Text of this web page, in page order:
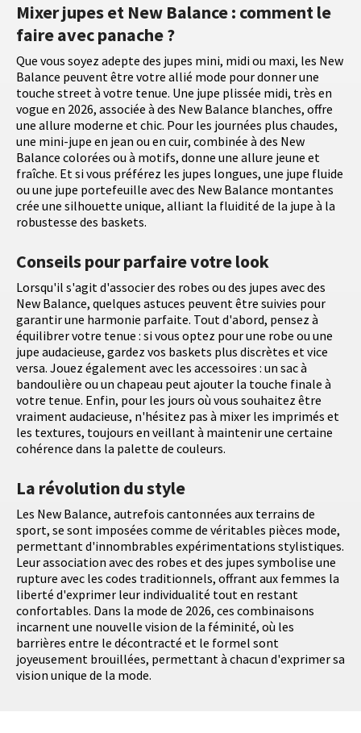
Mixer jupes et New Balance : comment le
faire avec panache ?
Que vous soyez adepte des jupes mini, midi ou maxi, les New
Balance peuvent être votre allié mode pour donner une
touche street à votre tenue. Une jupe plissée midi, très en
vogue en 2026, associée à des New Balance blanches, offre
une allure moderne et chic. Pour les journées plus chaudes,
une mini-jupe en jean ou en cuir, combinée à des New
Balance colorées ou à motifs, donne une allure jeune et
fraîche. Et si vous préférez les jupes longues, une jupe fluide
ou une jupe portefeuille avec des New Balance montantes
crée une silhouette unique, alliant la fluidité de la jupe à la
robustesse des baskets.
Conseils pour parfaire votre look
Lorsqu'il s'agit d'associer des robes ou des jupes avec des
New Balance, quelques astuces peuvent être suivies pour
garantir une harmonie parfaite. Tout d'abord, pensez à
équilibrer votre tenue : si vous optez pour une robe ou une
jupe audacieuse, gardez vos baskets plus discrètes et vice
versa. Jouez également avec les accessoires : un sac à
bandoulière ou un chapeau peut ajouter la touche finale à
votre tenue. Enfin, pour les jours où vous souhaitez être
vraiment audacieuse, n'hésitez pas à mixer les imprimés et
les textures, toujours en veillant à maintenir une certaine
cohérence dans la palette de couleurs.
La révolution du style
Les New Balance, autrefois cantonnées aux terrains de
sport, se sont imposées comme de véritables pièces mode,
permettant d'innombrables expérimentations stylistiques.
Leur association avec des robes et des jupes symbolise une
rupture avec les codes traditionnels, offrant aux femmes la
liberté d'exprimer leur individualité tout en restant
confortables. Dans la mode de 2026, ces combinaisons
incarnent une nouvelle vision de la féminité, où les
barrières entre le décontracté et le formel sont
joyeusement brouillées, permettant à chacun d'exprimer sa
vision unique de la mode.